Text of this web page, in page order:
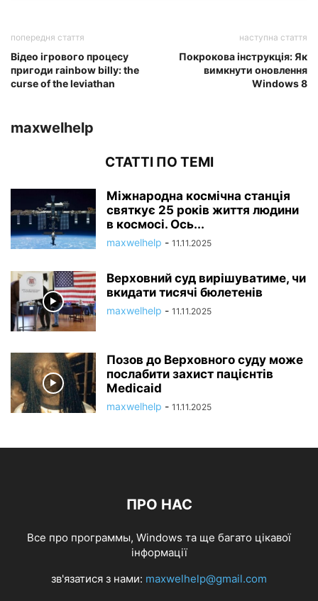
попередня стаття
Відео ігрового процесу
пригоди rainbow billy: the
curse of the leviathan
наступна стаття
Покрокова інструкція: Як
вимкнути оновлення
Windows 8
maxwelhelp
СТАТТІ ПО ТЕМІ
Міжнародна космічна станція
святкує 25 років життя людини
в космосі. Ось...
maxwelhelp - 11.11.2025
Верховний суд вирішуватиме, чи
вкидати тисячі бюлетенів
maxwelhelp - 11.11.2025
Позов до Верховного суду може
послабити захист пацієнтів
Medicaid
maxwelhelp - 11.11.2025
ПРО НАС
Все про программы, Windows та ще багато цікавої
інформації
зв'язатися з нами: maxwelhelp@gmail.com